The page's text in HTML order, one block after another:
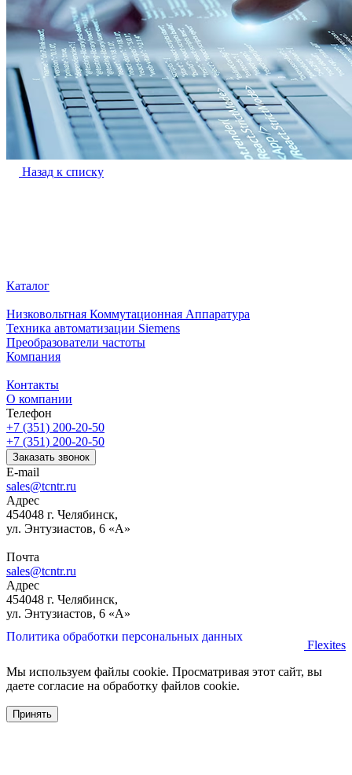
Назад к списку
Каталог
Низковольтная Коммутационная Аппаратура
Техника автоматизации Siemens
Преобразователи частоты
Компания
Контакты
О компании
Телефон
+7 (351) 200-20-50
+7 (351) 200-20-50
Заказать звонок
E-mail
sales@tcntr.ru
Адрес
454048 г. Челябинск,
ул. Энтузиастов, 6 «А»
Почта
sales@tcntr.ru
Адрес
454048 г. Челябинск,
ул. Энтузиастов, 6 «А»
Политика обработки персональных данных
Flexites
Мы используем файлы cookie. Просматривая этот сайт, вы
даете согласие на обработку файлов cookie.
Принять